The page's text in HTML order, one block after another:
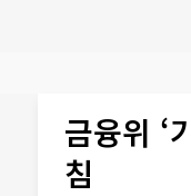
금융위 ‘
침